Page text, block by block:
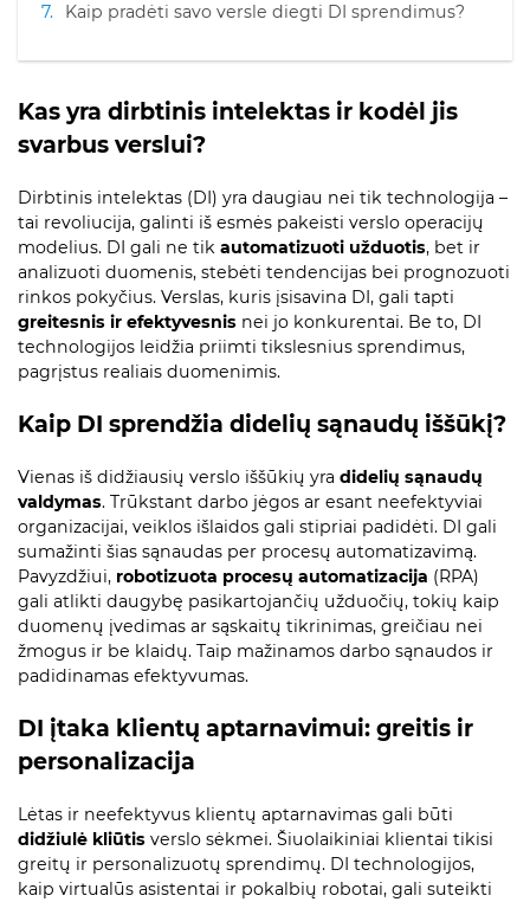
Kaip pradėti savo versle diegti DI sprendimus?
Kas yra dirbtinis intelektas ir kodėl jis
svarbus verslui?
Dirbtinis intelektas (DI) yra daugiau nei tik technologija –
tai revoliucija, galinti iš esmės pakeisti verslo operacijų
modelius. DI gali ne tik automatizuoti užduotis, bet ir
analizuoti duomenis, stebėti tendencijas bei prognozuoti
rinkos pokyčius. Verslas, kuris įsisavina DI, gali tapti
greitesnis ir efektyvesnis nei jo konkurentai. Be to, DI
technologijos leidžia priimti tikslesnius sprendimus,
pagrįstus realiais duomenimis.
Kaip DI sprendžia didelių sąnaudų iššūkį?
Vienas iš didžiausių verslo iššūkių yra didelių sąnaudų
valdymas. Trūkstant darbo jėgos ar esant neefektyviai
organizacijai, veiklos išlaidos gali stipriai padidėti. DI gali
sumažinti šias sąnaudas per procesų automatizavimą.
Pavyzdžiui, robotizuota procesų automatizacija (RPA)
gali atlikti daugybę pasikartojančių užduočių, tokių kaip
duomenų įvedimas ar sąskaitų tikrinimas, greičiau nei
žmogus ir be klaidų. Taip mažinamos darbo sąnaudos ir
padidinamas efektyvumas.
DI įtaka klientų aptarnavimui: greitis ir
personalizacija
Lėtas ir neefektyvus klientų aptarnavimas gali būti
didžiulė kliūtis verslo sėkmei. Šiuolaikiniai klientai tikisi
greitų ir personalizuotų sprendimų. DI technologijos,
kaip virtualūs asistentai ir pokalbių robotai, gali suteikti